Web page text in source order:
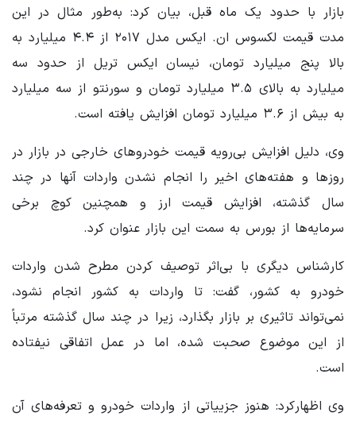
بازار با حدود یک ماه قبل، بیان کرد: به‌طور مثال در این
مدت قیمت لکسوس ان. ایکس مدل ۲۰۱۷ از ۴.۴ میلیارد به
بالا پنج میلیارد تومان، نیسان ایکس تریل از حدود سه
میلیارد به بالای ۳.۵ میلیارد تومان و سورنتو از سه میلیارد
به بیش از ۳.۶ میلیارد تومان افزایش یافته است.
وی، دلیل افزایش بی‌رویه قیمت خودروهای خارجی در بازار در
روزها و هفته‌های اخیر را انجام نشدن واردات آنها در چند
سال گذشته، افزایش قیمت ارز و همچنین کوچ برخی
سرمایه‌ها از بورس به سمت این بازار عنوان کرد.
کارشناس دیگری با بی‌اثر توصیف کردن مطرح شدن واردات
خودرو به کشور، گفت: تا واردات به کشور انجام نشود،
نمی‌تواند تاثیری بر بازار بگذارد، زیرا در چند سال گذشته مرتباً
از این موضوع صحبت شده، اما در عمل اتفاقی نیفتاده
است.
وی اظهارکرد: هنوز جزییاتی از واردات خودرو و تعرفه‌های آن